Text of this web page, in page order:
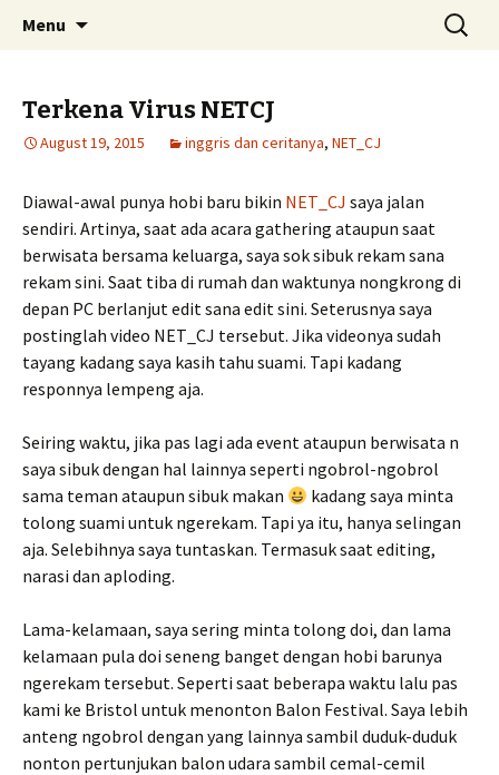
Menu
Search
for:
Terkena Virus NETCJ
August 19, 2015 inggris dan ceritanya, NET_CJ
Diawal-awal punya hobi baru bikin NET_CJ saya jalan
sendiri. Artinya, saat ada acara gathering ataupun saat
berwisata bersama keluarga, saya sok sibuk rekam sana
rekam sini. Saat tiba di rumah dan waktunya nongkrong di
depan PC berlanjut edit sana edit sini. Seterusnya saya
postinglah video NET_CJ tersebut. Jika videonya sudah
tayang kadang saya kasih tahu suami. Tapi kadang
responnya lempeng aja.
Seiring waktu, jika pas lagi ada event ataupun berwisata n
saya sibuk dengan hal lainnya seperti ngobrol-ngobrol
sama teman ataupun sibuk makan
kadang saya minta
tolong suami untuk ngerekam. Tapi ya itu, hanya selingan
aja. Selebihnya saya tuntaskan. Termasuk saat editing,
narasi dan aploding.
Lama-kelamaan, saya sering minta tolong doi, dan lama
kelamaan pula doi seneng banget dengan hobi barunya
ngerekam tersebut. Seperti saat beberapa waktu lalu pas
kami ke Bristol untuk menonton Balon Festival. Saya lebih
anteng ngobrol dengan yang lainnya sambil duduk-duduk
nonton pertunjukan balon udara sambil cemal-cemil